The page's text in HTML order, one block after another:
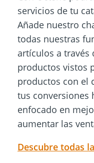
servicios de tu
Añade nuestro
todas nuestras
artículos a
productos vistos
productos con el
tus conversiones
enfocado en
aumentar las
Descubre todas